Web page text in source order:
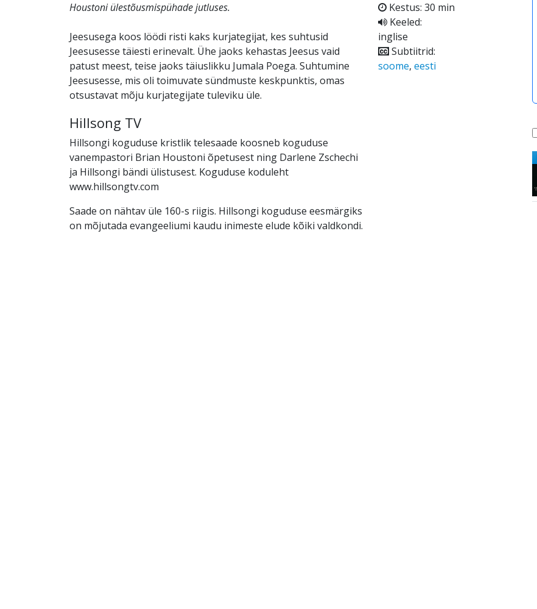
Houstoni ülestõusmispühade jutluses.
Jeesusega koos löödi risti kaks kurjategijat, kes suhtusid
Jeesusesse täiesti erinevalt. Ühe jaoks kehastas Jeesus vaid
patust meest, teise jaoks täiuslikku Jumala Poega. Suhtumine
Jeesusesse, mis oli toimuvate sündmuste keskpunktis, omas
otsustavat mõju kurjategijate tuleviku üle.
Hillsong TV
Hillsongi koguduse kristlik telesaade koosneb koguduse
vanempastori Brian Houstoni õpetusest ning Darlene Zschechi
ja Hillsongi bändi ülistusest. Koguduse koduleht
www.hillsongtv.com
Saade on nähtav üle 160-s riigis. Hillsongi koguduse eesmärgiks
on mõjutada evangeeliumi kaudu inimeste elude kõiki valdkondi.
Kestus: 30 min
Keeled:
inglise
Subtiitrid:
soome, eesti